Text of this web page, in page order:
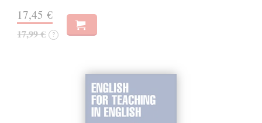
17,45 €
17,99 € ?